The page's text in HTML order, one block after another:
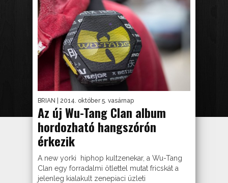
BRIAN | 2014. október 5. vasárnap
Az új Wu-Tang Clan album
hordozható hangszórón
érkezik
A new yorki hiphop kultzenekar, a Wu-Tang
Clan egy forradalmi ötlettel mutat fricskát a
jelenleg kialakult zenepiaci üzleti